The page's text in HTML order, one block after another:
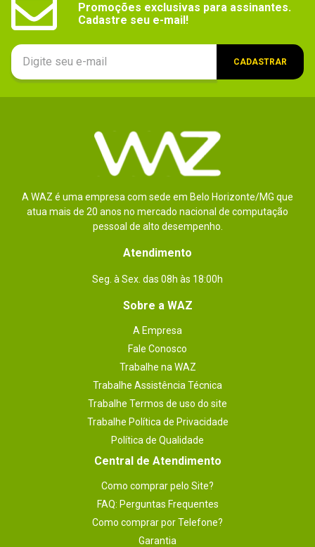
Promoções exclusivas para assinantes.
Cadastre seu e-mail!
CADASTRAR
A WAZ é uma empresa com sede em Belo Horizonte/MG que
atua mais de 20 anos no mercado nacional de computação
pessoal de alto desempenho.
Atendimento
Seg. à Sex. das 08h às 18:00h
Sobre a WAZ
A Empresa
Fale Conosco
Trabalhe na WAZ
Trabalhe Assistência Técnica
Trabalhe Termos de uso do site
Trabalhe Política de Privacidade
Política de Qualidade
Central de Atendimento
Como comprar pelo Site?
FAQ: Perguntas Frequentes
Como comprar por Telefone?
Garantia